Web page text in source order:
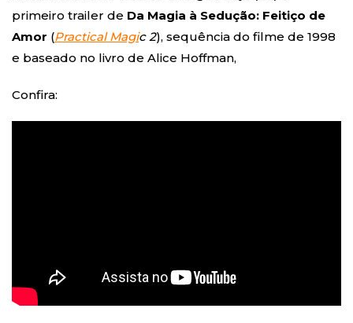
primeiro trailer de Da Magia à Sedução: Feitiço de
Amor (Practical Magic 2), sequência do filme de 1998
e baseado no livro de Alice Hoffman,
Confira: